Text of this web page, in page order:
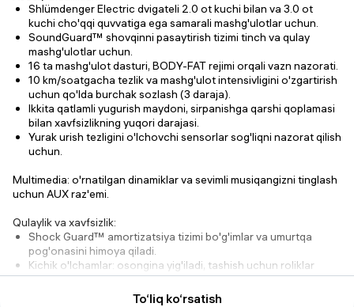
Shlümdenger Electric dvigateli 2.0 ot kuchi bilan va 3.0 ot
kuchi cho'qqi quvvatiga ega samarali mashg'ulotlar uchun.
SoundGuard™ shovqinni pasaytirish tizimi tinch va qulay
mashg'ulotlar uchun.
16 ta mashg'ulot dasturi, BODY-FAT rejimi orqali vazn nazorati.
10 km/soatgacha tezlikva mashg'ulot intensivligini o'zgartirish
uchun qo'lda burchak sozlash (3 daraja).
Ikkita qatlamli yugurish maydoni, sirpanishga qarshi qoplamasi
bilan xavfsizlikning yuqori darajasi.
Yurak urish tezligini o'lchovchi sensorlarsog'liqni nazorat qilish
uchun.
Multimedia: o'rnatilgan dinamiklar va sevimli musiqangizni tinglash
uchun AUX raz'emi.
Qulaylik va xavfsizlik:
Shock Guard™ amortizatsiya tizimi bo'g'imlar va umurtqa
pog'onasini himoya qiladi.
Kichik o'lchamlar: osongina yig'iladi, tashish uchun roliklar
mavjud.
Foydalanuvchining maksimal vazni– 100 kg gacha.
To‘liq ko‘rsatish